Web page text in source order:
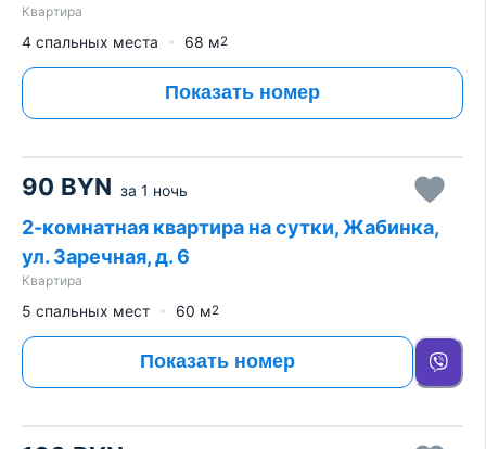
Квартира
4 спальных места 68 м2
Показать номер
90 BYN за 1 ночь
2-комнатная квартира на сутки, Жабинка,
ул. Заречная, д. 6
Квартира
5 спальных мест 60 м2
Показать номер